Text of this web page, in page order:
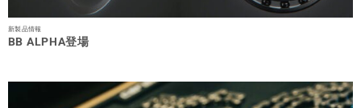
新製品情報
BB ALPHA登場